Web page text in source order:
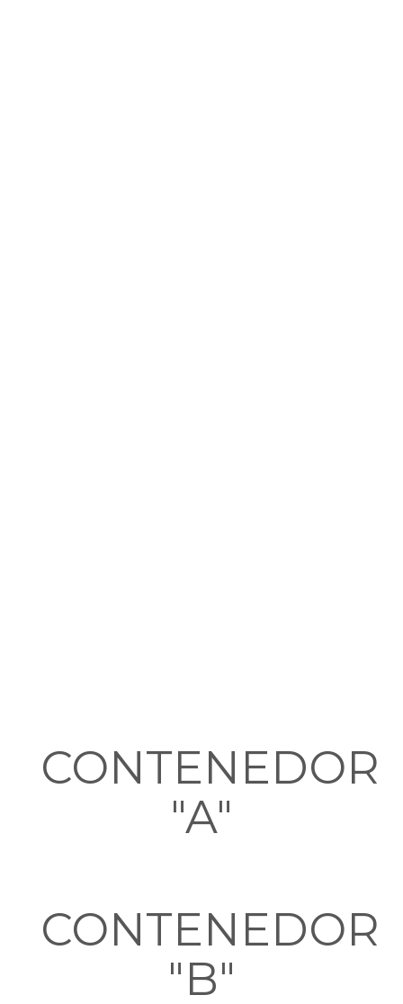
CONTENEDOR
"A"
CONTENEDOR
"B"